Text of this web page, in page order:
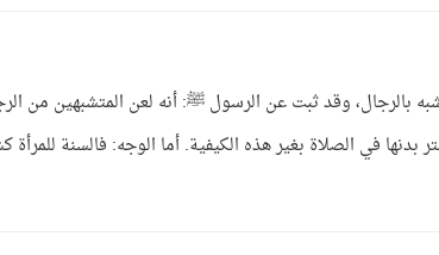
بالرجال، وقد ثبت عن الرسول ﷺ: أنه لعن المتشبهين من
في الصلاة بغير هذه الكيفية. أما الوجه: فالسنة للمرأة